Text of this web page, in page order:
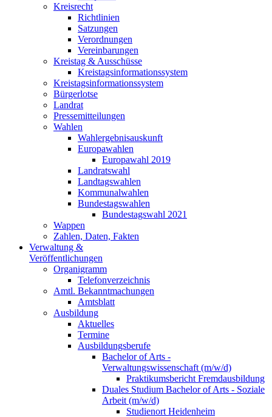
Kreisrecht
Richtlinien
Satzungen
Verordnungen
Vereinbarungen
Kreistag & Ausschüsse
Kreistagsinformationssystem
Kreistagsinformationssystem
Bürgerlotse
Landrat
Pressemitteilungen
Wahlen
Wahlergebnisauskunft
Europawahlen
Europawahl 2019
Landratswahl
Landtagswahlen
Kommunalwahlen
Bundestagswahlen
Bundestagswahl 2021
Wappen
Zahlen, Daten, Fakten
Verwaltung &
Veröffentlichungen
Organigramm
Telefonverzeichnis
Amtl. Bekanntmachungen
Amtsblatt
Ausbildung
Aktuelles
Termine
Ausbildungsberufe
Bachelor of Arts -
Verwaltungswissenschaft (m/w/d)
Praktikumsbericht Fremdausbildung
Duales Studium Bachelor of Arts - Soziale
Arbeit (m/w/d)
Studienort Heidenheim